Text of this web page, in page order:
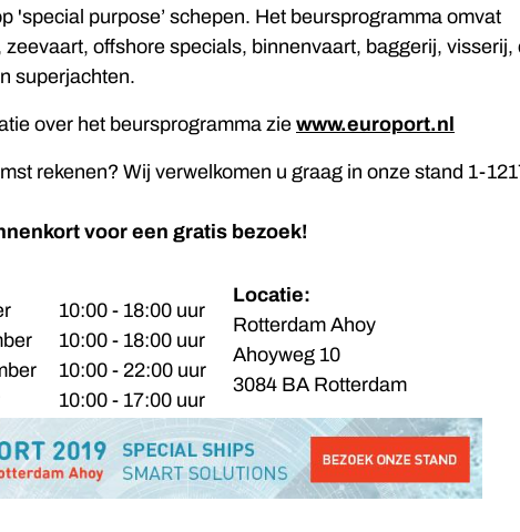
'special purpose’ schepen. Het beursprogramma omvat
offshore specials, binnenvaart, baggerij, visserij,
superjachten.
over het beursprogramma zie www.europort.nl
rekenen? Wij verwelkomen u graag in onze stand 1-
voor een gratis bezoek!
10:00 - 18:00 uur
10:00 - 18:00 uur
10:00 - 22:00 uur
10:00 - 17:00 uur
Locatie:
Rotterdam Ahoy
Ahoyweg 10
3084 BA Rotterdam